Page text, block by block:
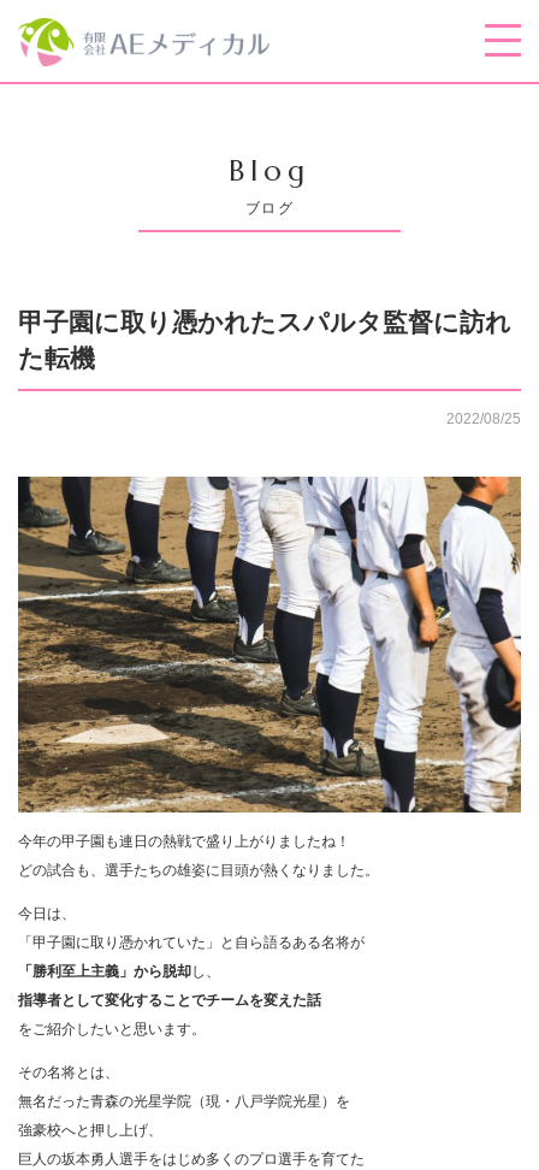
Blog
ブログ
甲子園に取り憑かれたスパルタ監督に訪れ
た転機
2022/08/25
今年の甲子園も連日の熱戦で盛り上がりましたね！
どの試合も、選手たちの雄姿に目頭が熱くなりました。
今日は、
「甲子園に取り憑かれていた」と自ら語るある名将が
「勝利至上主義」から脱却し、
指導者として変化することでチームを変えた話
をご紹介したいと思います。
その名将とは、
無名だった青森の光星学院（現・八戸学院光星）を
強豪校へと押し上げ、
巨人の坂本勇人選手をはじめ多くのプロ選手を育てた